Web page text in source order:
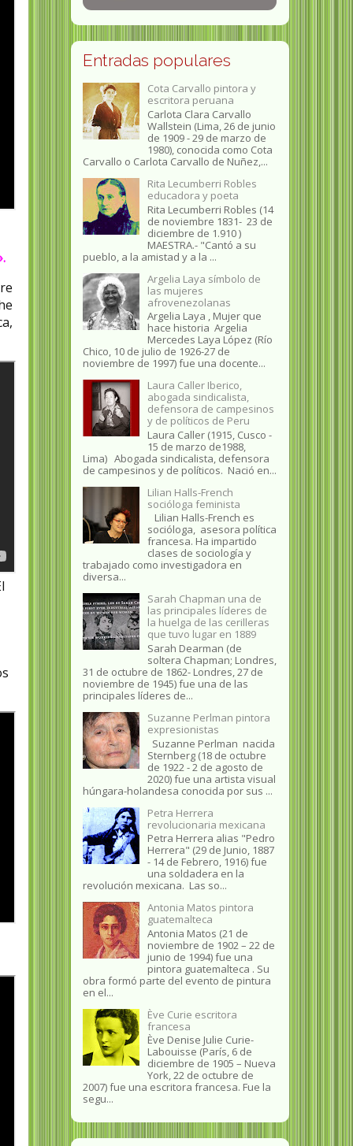
Entradas populares
Cota Carvallo pintora y
escritora peruana
Carlota Clara Carvallo
Wallstein (Lima, 26 de junio
de 1909 - 29 de marzo de
1980), conocida como Cota
Carvallo o Carlota Carvallo de Nuñez,...
Rita Lecumberri Robles
educadora y poeta
Rita Lecumberri Robles (14
de noviembre 1831- 23 de
diciembre de 1.910 )
MAESTRA.- "Cantó a su
pueblo, a la amistad y a la ...
Argelia Laya símbolo de
las mujeres
afrovenezolanas
Argelia Laya , Mujer que
hace historia Argelia
Mercedes Laya López (Río
Chico, 10 de julio de 1926-27 de
noviembre de 1997) fue una docente...
Laura Caller Iberico,
abogada sindicalista,
defensora de campesinos
y de políticos de Peru
Laura Caller (1915, Cusco -
15 de marzo de1988,
Lima) Abogada sindicalista, defensora
de campesinos y de políticos. Nació en...
Lilian Halls-French
socióloga feminista
Lilian Halls-French es
socióloga, asesora política
francesa. Ha impartido
clases de sociología y
trabajado como investigadora en
diversa...
Sarah Chapman una de
las principales líderes de
la huelga de las cerilleras
que tuvo lugar en 1889
Sarah Dearman (de
soltera Chapman; Londres,
31 de octubre de 1862​- Londres, 27 de
noviembre de 1945)​ fue una de las
principales líderes de...
Suzanne Perlman pintora
expresionistas
Suzanne Perlman nacida
Sternberg (18 de octubre
de 1922 - 2 de agosto de
2020) fue una artista visual
húngara-holandesa conocida por sus ...
Petra Herrera
revolucionaria mexicana
Petra Herrera alias "Pedro
Herrera" (29 de Junio, 1887
- 14 de Febrero, 1916) fue
una soldadera en la
revolución mexicana. Las so...
Antonia Matos pintora
guatemalteca
Antonia Matos (21 de
noviembre de 1902 – 22 de
junio de 1994) fue una
pintora guatemalteca . Su
obra formó parte del evento de pintura
en el...
Ève Curie escritora
francesa
Ève Denise Julie Curie-
Labouisse (París, 6 de
diciembre de 1905 – Nueva
York, 22 de octubre de
2007) fue una escritora francesa. Fue la
segu...